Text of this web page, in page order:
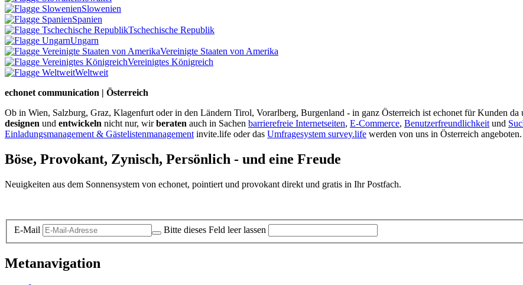
Slowenien
Spanien
Tschechische Republik
Ungarn
Vereinigte Staaten von Amerika
Vereinigtes Königreich
Weltweit
echonet communication | Österreich
Ob in Wien, Salzburg, Graz, Klagenfurt oder in den Ländern Tirol, Vorarlberg, Burgenland - in ganz Österreich ist echonet für Kunden
designen und entwickeln nicht nur, wirberaten auch in Sachen barrierefreie Internetseiten, E-Commerce, Benutzerfreundlichkeit und
Einladungsmanagement & Gästelistenmanagement invite.life oder das Umfragesystem survey.life werden von uns in Österreich angeboten.
Böse, Provokant, Zynisch, Persönlich - und eine Freude
Neuigkeiten aus dem Sonnensystem von echonet, pointiert und provokant direkt und gratis in Ihr Postfach.
E-Mail Bitte dieses Feld leer lassen
Metanavigation